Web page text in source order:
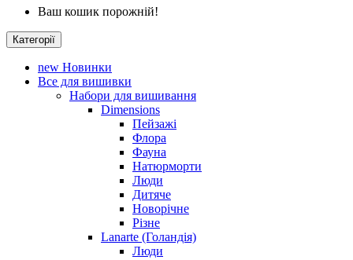
Ваш кошик порожній!
Категорії
new Новинки
Все для вишивки
Набори для вишивання
Dimensions
Пейзажі
Флора
Фауна
Натюрморти
Люди
Дитяче
Новорічне
Різне
Lanarte (Голандія)
Люди